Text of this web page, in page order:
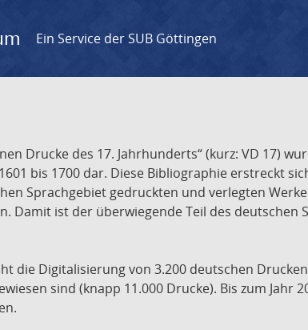
Ein Service der SUB Göttingen
Drucke des 17. Jahrhunderts“ (kurz: VD 17)
bis 1700 dar. Diese Bibliographie erstreckt
Sprachgebiet gedruckten und verlegten
Damit ist der überwiegende Teil des
die Digitalisierung von 3.200 deutschen
sind (knapp 11.000 Drucke). Bis zum Jahr